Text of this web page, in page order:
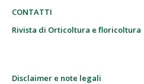
CONTATTI
Rivista di Orticoltura e floricoltura
Disclaimer e note legali